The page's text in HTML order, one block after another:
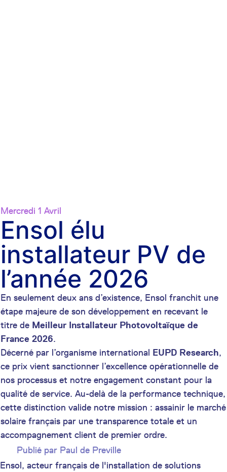
Mercredi 1 Avril
Ensol élu
installateur PV de
l’année 2026
En seulement deux ans d’existence, Ensol franchit une
étape majeure de son développement en recevant le
titre de Meilleur Installateur Photovoltaïque de
France 2026.
Décerné par l’organisme international EUPD Research,
ce prix vient sanctionner l’excellence opérationnelle de
nos processus et notre engagement constant pour la
qualité de service. Au-delà de la performance technique,
cette distinction valide notre mission : assainir le marché
solaire français par une transparence totale et un
accompagnement client de premier ordre.
Publié par Paul de Preville
Ensol, acteur français de l'installation de solutions